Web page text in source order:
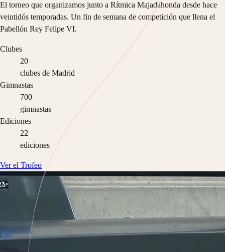
El torneo que organizamos junto a Rítmica Majadahonda desde hace
veintidós temporadas. Un fin de semana de competición que llena el
Pabellón Rey Felipe VI.
Clubes
20
clubes de Madrid
Gimnastas
700
gimnastas
Ediciones
22
ediciones
Ver el Trofeo